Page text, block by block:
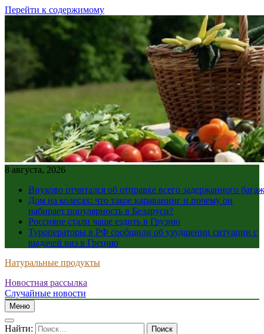
Перейти к содержимому
8 августа, 2026
Внуково отчитался об отправке всего задержанного
Дом на колесах: что такое караванинг и почему он
набирает популярность в Беларуси?
Россияне стали чаще ездить в Грузию
Туроператоры в РФ сообщили об ухудшении ситуации с
выдачей виз в Грецию
Натуральные продукты
Новостная рассылка
Случайные новости
Меню
Найти: